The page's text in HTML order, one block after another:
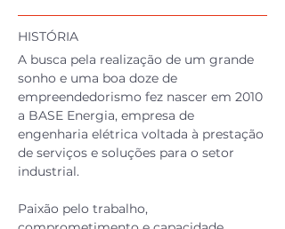
HISTÓRIA
A busca pela realização de um grande
sonho e uma boa doze de
empreendedorismo fez nascer em 2010
a BASE Energia, empresa de
engenharia elétrica voltada à prestação
de serviços e soluções para o setor
industrial.
Paixão pelo trabalho,